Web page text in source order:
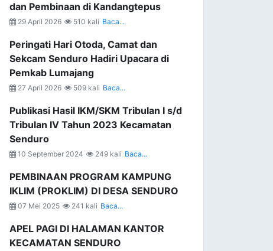
dan Pembinaan di Kandangtepus
29 April 2026 510 kali Baca...
Peringati Hari Otoda, Camat dan
Sekcam Senduro Hadiri Upacara di
Pemkab Lumajang
27 April 2026 509 kali Baca...
Publikasi Hasil IKM/SKM Tribulan I s/d
Tribulan IV Tahun 2023 Kecamatan
Senduro
10 September 2024 249 kali Baca...
PEMBINAAN PROGRAM KAMPUNG
IKLIM (PROKLIM) DI DESA SENDURO
07 Mei 2025 241 kali Baca...
APEL PAGI DI HALAMAN KANTOR
KECAMATAN SENDURO